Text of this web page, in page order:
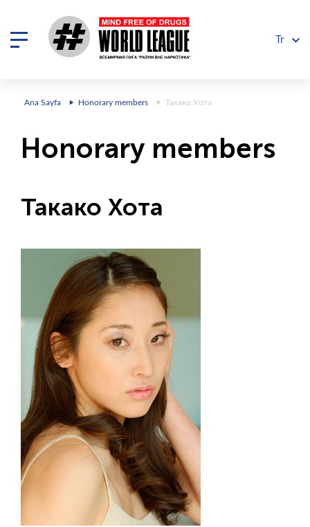
Tr
Ana Sayfa Honorary members Такако Хота
Honorary members
Такако Хота